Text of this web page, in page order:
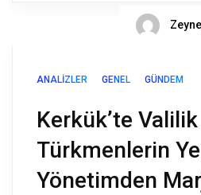
ANALIZLER GENEL GÜNDEM
Kerkük’te
Türkmenlerin
Yönetimden